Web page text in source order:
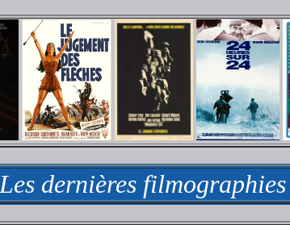
Les dernières filmographies